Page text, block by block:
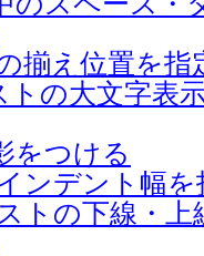
揃え位置を指
の大文字表
をつける
ンデント幅
トの下線・上